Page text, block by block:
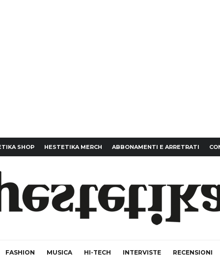
SHOP HESTETIKA MERCH ABBONAMENTI E ARRETRATI
FASHION MUSICA HI-TECH INTERVISTE RECENSIONI